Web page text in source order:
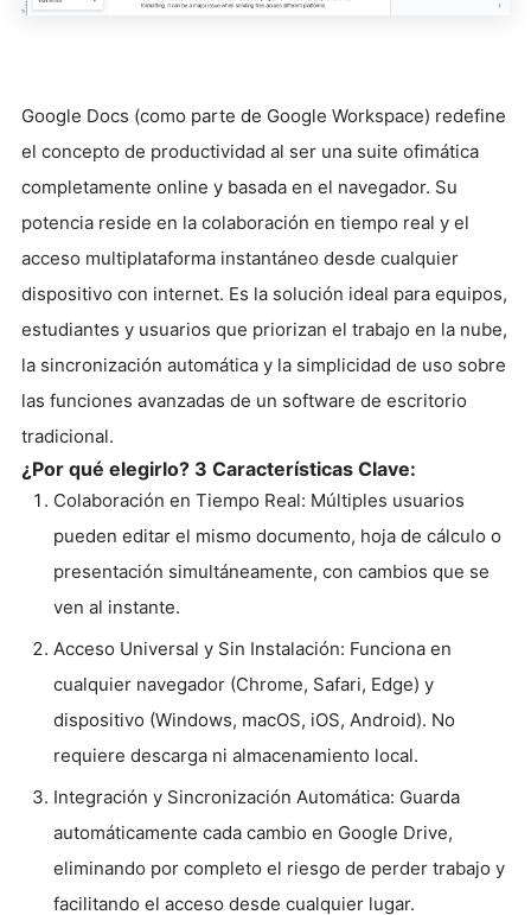
Google Docs (como parte de Google Workspace) redefine
el concepto de productividad al ser una suite ofimática
completamente online y basada en el navegador. Su
potencia reside en la colaboración en tiempo real y el
acceso multiplataforma instantáneo desde cualquier
dispositivo con internet. Es la solución ideal para equipos,
estudiantes y usuarios que priorizan el trabajo en la nube,
la sincronización automática y la simplicidad de uso sobre
las funciones avanzadas de un software de escritorio
tradicional.
¿Por qué elegirlo? 3 Características Clave:
Colaboración en Tiempo Real: Múltiples usuarios
pueden editar el mismo documento, hoja de cálculo o
presentación simultáneamente, con cambios que se
ven al instante.
Acceso Universal y Sin Instalación: Funciona en
cualquier navegador (Chrome, Safari, Edge) y
dispositivo (Windows, macOS, iOS, Android). No
requiere descarga ni almacenamiento local.
Integración y Sincronización Automática: Guarda
automáticamente cada cambio en Google Drive,
eliminando por completo el riesgo de perder trabajo y
facilitando el acceso desde cualquier lugar.